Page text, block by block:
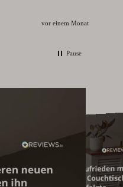
vor einem Monat
Pause